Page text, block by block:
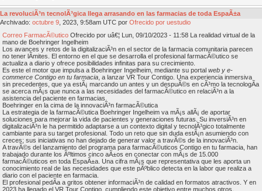
La revoluciÃ³n tecnolÃ³gica llega arrasando en las farmacias de toda EspaÃ±a
Archivado: octubre 9 , 2023, 9:58am UTC por Ofrecido por uestudio
Correo FarmacÃ©utico Ofrecido por uâ€¦ Lun, 09/10/2023 - 11:58 La realidad virtual de la
mano de Boehringer Ingelheim
Los avances y retos de la digitalizaciÃ³n en el sector de la farmacia comunitaria parecen
no tener lÃ­mites. El entorno en el que se desarrolla el profesional farmacÃ©utico se
actualiza a diario y ofrece posibilidades infinitas para su crecimiento.
Es este el motor que impulsa a Boehringer Ingelheim, mediante su portal web y e-
commerce Contigo en tu farmacia , a lanzar VR Tour Contigo. Una experiencia inmersiva
sin precedentes, que ya estÃ¡ marcando un antes y un despuÃ©s en cÃ³mo la tecnologÃ­a
se acerca mÃ¡s que nunca a las necesidades del farmacÃ©utico en relaciÃ³n a la
asistencia del paciente en farmacias.
Boehringer en la cima de la innovaciÃ³n farmacÃ©utica
La estrategia de la farmacÃ©utica Boehringer Ingelheim va mÃ¡s allÃ¡ de aportar
soluciones para mejorar la vida de pacientes y generaciones futuras. Su inversiÃ³n en
digitalizaciÃ³n le ha permitido adaptarse a un contexto digital y tecnolÃ³gico totalmente
cambiante para su target profesional. Todo un reto que sin duda estÃ¡n asumiendo con
creces; sus iniciativas no han dejado de generar valor a travÃ©s de la innovaciÃ³n.
A travÃ©s del lanzamiento del programa para farmacÃ©uticos Contigo en tu farmacia, han
trabajado durante los Ãºltimos cinco aÃ±os en conectar con mÃ¡s de 15.000
farmacÃ©uticos en toda EspaÃ±a. Una cifra mÃ¡s que representativa que les aporta un
conocimiento real de las necesidades que este pÃºblico detecta en la labor que realiza a
diario con el paciente en farmacia.
El profesional pedÃ­a a gritos obtener informaciÃ³n de calidad en formatos atractivos. Y en
2023 ha llegado el VR Tour Contigo, cumpliendo este objetivo entre muchos otros.